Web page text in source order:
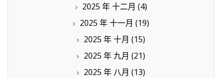
2025 年 十二月 (4)
2025 年 十一月 (19)
2025 年 十月 (15)
2025 年 九月 (21)
2025 年 八月 (13)